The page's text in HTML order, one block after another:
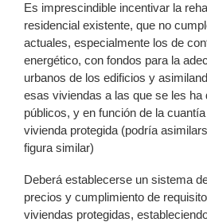
Es imprescindible incentivar la
residencial existente, que no
actuales, especialmente los de
energético, con fondos para la
urbanos de los edificios y
esas viviendas a las que se les ha
públicos, y en función de la
vivienda protegida (podría
figura similar)
Deberá establecerse un sistema
precios y cumplimiento de
viviendas protegidas,